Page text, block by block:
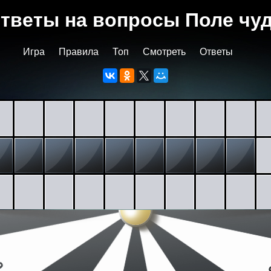
на вопросы Поле
Игра Правила Топ Смотреть Ответы